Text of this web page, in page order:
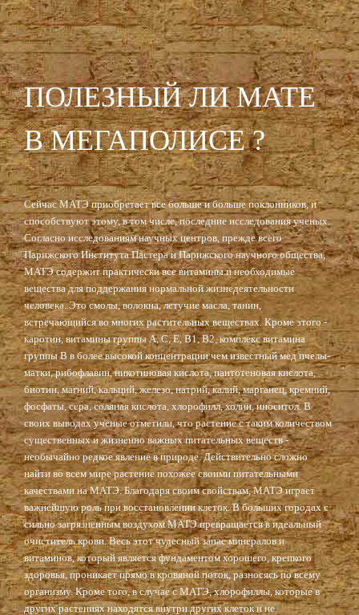
ПОЛЕЗНЫЙ ЛИ МАТЕ
В МЕГАПОЛИСЕ ?
Сейчас МАТЭ приобретает все больше и больше поклонников, и
способствуют этому, в том числе, последние исследования ученых.
Согласно исследованиям научных центров, прежде всего
Парижского Института Пастера и Парижского научного общества,
МАТЭ содержит практически все витамины и необходимые
вещества для поддержания нормальной жизнедеятельности
человека. Это смолы, волокна, летучие масла, танин,
встречающийся во многих растительных веществах. Кроме этого -
каротин, витамины группы А, С, Е, В1, В2, комплекс витамина
группы В в более высокой концентрации чем известный мед пчелы-
матки, рибофлавин, никотиновая кислота, пантотеновая кислота,
биотин, магний, кальций, железо, натрий, калий, марганец, кремний,
фосфаты, сера, соляная кислота, хлорофилл, холин, иноситол. В
своих выводах ученые отметили, что растение с таким количеством
существенных и жизненно важных питательных веществ -
необычайно редкое явление в природе. Действительно сложно
найти во всем мире растение похожее своими питательными
качествами на МАТЭ. Благодаря своим свойствам, МАТЭ играет
важнейшую роль при восстановлении клеток. В больших городах с
сильно загрязненным воздухом МАТЭ превращается в идеальный
очиститель крови. Весь этот чудесный запас минералов и
витаминов, который является фундаментом хорошего, крепкого
здоровья, проникает прямо в кровяной поток, разносясь по всему
организму. Кроме того, в случае с МАТЭ, хлорофиллы, которые в
других растениях находятся внутри других клеток и не